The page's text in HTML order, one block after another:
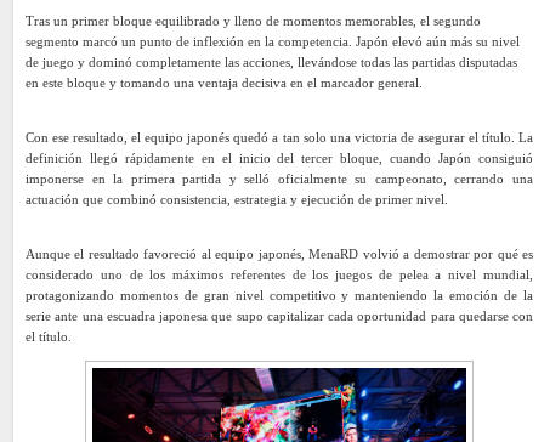
Tras un primer bloque equilibrado y lleno de momentos memorables, el segundo
segmento marcó un punto de inflexión en la competencia. Japón elevó aún más su nivel
de juego y dominó completamente las acciones, llevándose todas las partidas disputadas
en este bloque y tomando una ventaja decisiva en el marcador general.
Con ese resultado, el equipo japonés quedó a tan solo una victoria de asegurar el título. La
definición llegó rápidamente en el inicio del tercer bloque, cuando Japón consiguió
imponerse en la primera partida y selló oficialmente su campeonato, cerrando una
actuación que combinó consistencia, estrategia y ejecución de primer nivel.
Aunque el resultado favoreció al equipo japonés, MenaRD volvió a demostrar por qué es
considerado uno de los máximos referentes de los juegos de pelea a nivel mundial,
protagonizando momentos de gran nivel competitivo y manteniendo la emoción de la
serie ante una escuadra japonesa que supo capitalizar cada oportunidad para quedarse con
el título.